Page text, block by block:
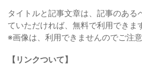
タイトルと記事文章は、記事のある
ていただければ、無料で利用できま
※画像は、利用できませんのでご注意
【リンクついて】